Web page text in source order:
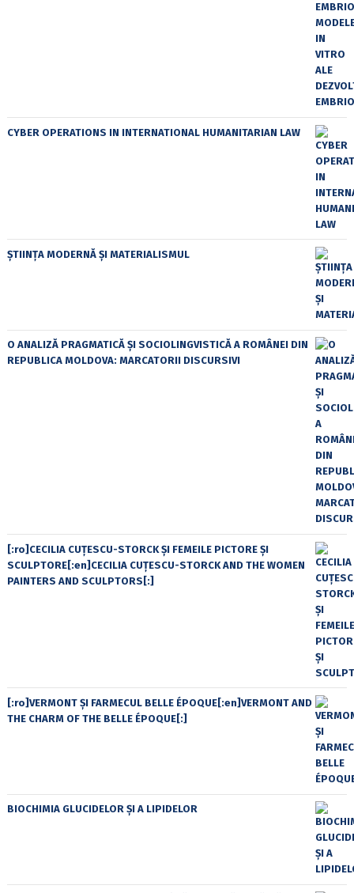
CYBER OPERATIONS IN INTERNATIONAL HUMANITARIAN LAW
ȘTIINȚA MODERNĂ ȘI MATERIALISMUL
O ANALIZĂ PRAGMATICĂ ȘI SOCIOLINGVISTICĂ A ROMÂNEI DIN
REPUBLICA MOLDOVA: MARCATORII DISCURSIVI
[:ro]CECILIA CUŢESCU-STORCK ŞI FEMEILE PICTORE ŞI
SCULPTORE[:en]CECILIA CUŢESCU-STORCK AND THE WOMEN
PAINTERS AND SCULPTORS[:]
[:ro]VERMONT ȘI FARMECUL BELLE ÉPOQUE[:en]VERMONT AND
THE CHARM OF THE BELLE ÉPOQUE[:]
BIOCHIMIA GLUCIDELOR ȘI A LIPIDELOR